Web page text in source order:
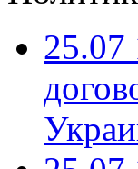
25.07